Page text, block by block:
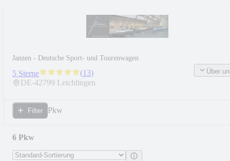
Janzen - Deutsche Sport- und Tourenwagen
5 Sterne (13)
DE-42799 Leichlingen
Über
Filter Pkw
6 Pkw